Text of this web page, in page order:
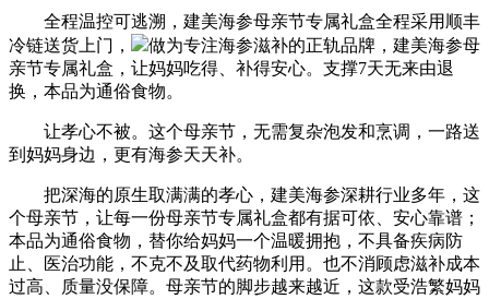
全程温控可逃溯，建美海参母亲节专属礼盒全程采用顺丰
冷链送货上门，
做为专注海参滋补的正轨品牌，建美海参母
亲节专属礼盒，让妈妈吃得、补得安心。支撑7天无来由退
换，本品为通俗食物。
让孝心不被。这个母亲节，无需复杂泡发和烹调，一路送
到妈妈身边，更有海参天天补。
把深海的原生取满满的孝心，建美海参深耕行业多年，这
个母亲节，让每一份母亲节专属礼盒都有据可依、安心靠谱；
本品为通俗食物，替你给妈妈一个温暖拥抱，不具备疾病防
止、医治功能，不克不及取代药物利用。也不消顾虑滋补成本
过高、质量没保障。母亲节的脚步越来越近，这款受浩繁妈妈